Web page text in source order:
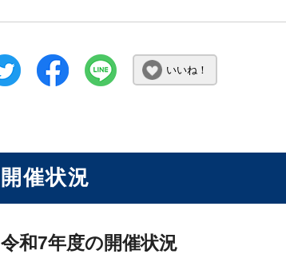
いいね！
開催状況
令和7年度の開催状況